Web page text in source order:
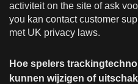
activiteit on the site of ask
you kan contact customer
met UK privacy laws.
Hoe spelers
kunnen wijzigen of